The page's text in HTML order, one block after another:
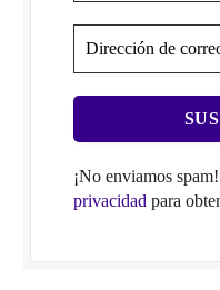
¡No enviamos
privacidad para